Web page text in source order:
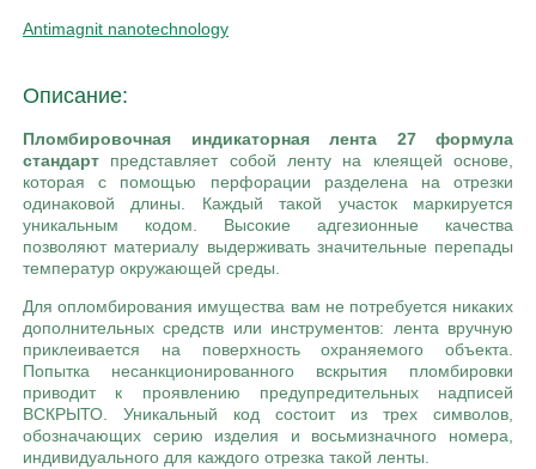
Antimagnit nanotechnology
Описание:
Пломбировочная индикаторная лента 27 формула
стандарт представляет собой ленту на клеящей основе,
которая с помощью перфорации разделена на отрезки
одинаковой длины. Каждый такой участок маркируется
уникальным кодом. Высокие адгезионные качества
позволяют материалу выдерживать значительные перепады
температур окружающей среды.
Для опломбирования имущества вам не потребуется никаких
дополнительных средств или инструментов: лента вручную
приклеивается на поверхность охраняемого объекта.
Попытка несанкционированного вскрытия пломбировки
приводит к проявлению предупредительных надписей
ВСКРЫТО. Уникальный код состоит из трех символов,
обозначающих серию изделия и восьмизначного номера,
индивидуального для каждого отрезка такой ленты.